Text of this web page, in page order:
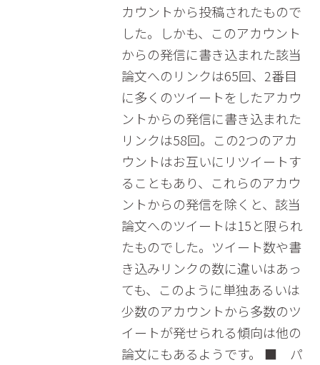
カウントから投稿されたもので
した。しかも、このアカウント
からの発信に書き込まれた該当
論文へのリンクは65回、2番目
に多くのツイートをしたアカウ
ントからの発信に書き込まれた
リンクは58回。この2つのアカ
ウントはお互いにリツイートす
ることもあり、これらのアカウ
ントからの発信を除くと、該当
論文へのツイートは15と限られ
たものでした。ツイート数や書
き込みリンクの数に違いはあっ
ても、このように単独あるいは
少数のアカウントから多数のツ
イートが発せられる傾向は他の
論文にもあるようです。 ■ パ